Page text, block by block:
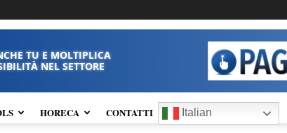
TU E MOLTIPLICA
NEL SETTORE
HORECA CONTATTI Italian